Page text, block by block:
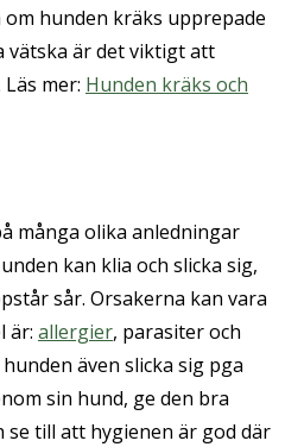
hunden kräks upprepade
vätska är det viktigt att
mer: Hunden kräks och
många olika anledningar
kan klia och slicka sig,
sår. Orsakerna kan vara
är: allergier, parasiter och
även slicka sig pga
sin hund, ge den bra
se till att hygienen är god där